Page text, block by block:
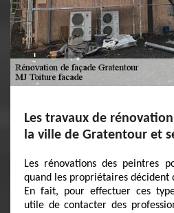
Les travaux de
la ville de Gratentour et
Les rénovations des peintres
quand les propriétaires décident
En fait, pour effectuer ces
utile de contacter des